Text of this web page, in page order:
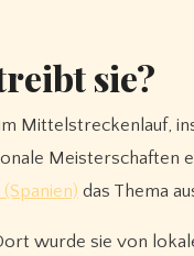
sie?
Mittelstreckenlauf,
Meisterschaften
das Thema
wurde sie von